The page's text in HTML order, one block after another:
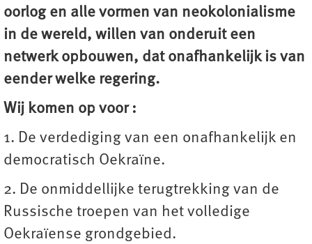
oorlog en alle vormen van neokolonialisme
in de wereld, willen van onderuit een
netwerk opbouwen, dat onafhankelijk is van
eender welke regering.
Wij komen op voor :
1. De verdediging van een onafhankelijk en
democratisch Oekraïne.
2. De onmiddellijke terugtrekking van de
Russische troepen van het volledige
Oekraïense grondgebied.